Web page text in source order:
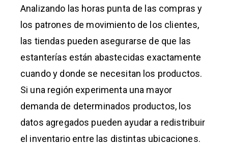
Analizando las horas punta de las compras y
los patrones de movimiento de los clientes,
las tiendas pueden asegurarse de que las
estanterías están abastecidas exactamente
cuando y donde se necesitan los productos.
Si una región experimenta una mayor
demanda de determinados productos, los
datos agregados pueden ayudar a redistribuir
el inventario entre las distintas ubicaciones.